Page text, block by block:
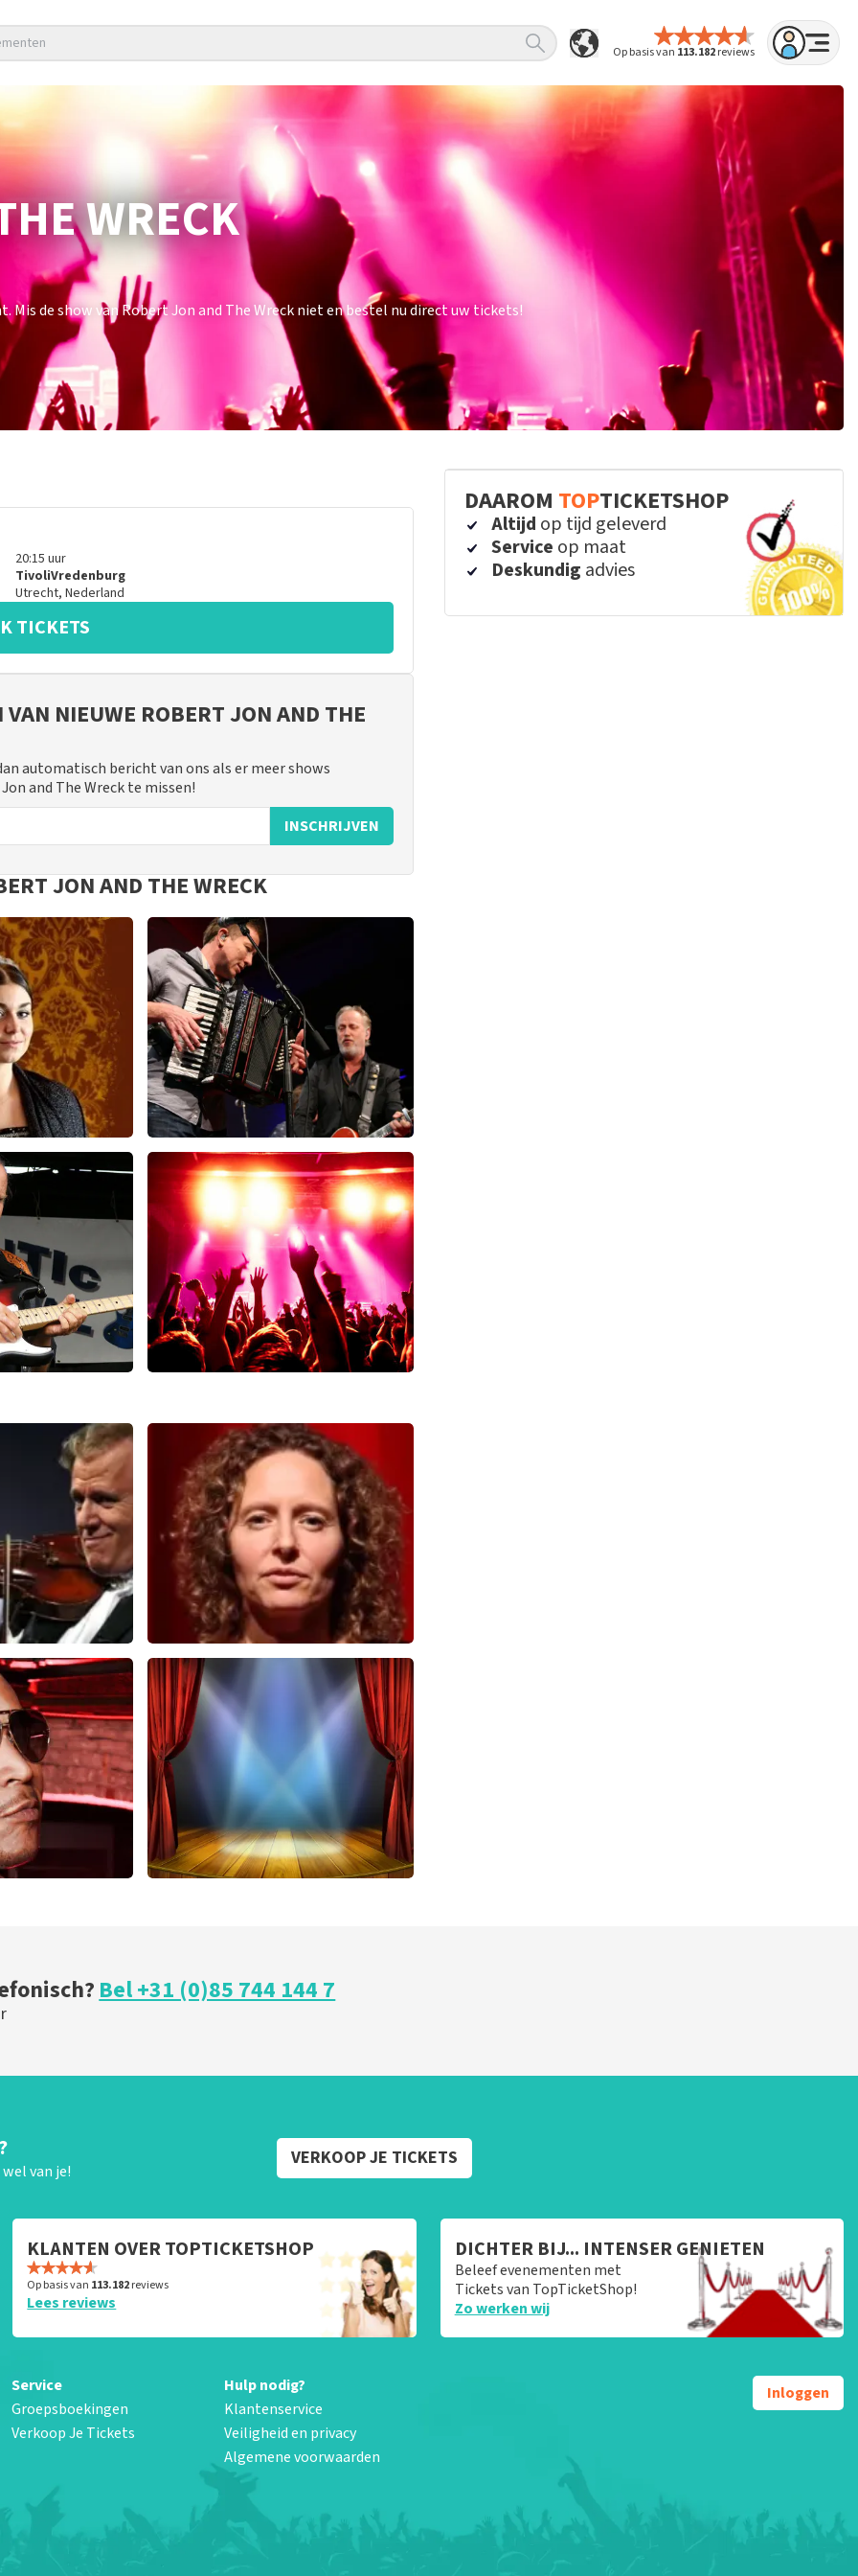
Op basis van 113.182reviews
WRECK
de show van Robert Jon and The Wreck niet en bestel nu direct uw tickets!
20:15 uur
TivoliVredenburg
Utrecht, Nederland
TICKETS
NIEUWE ROBERT JON AND THE
automatisch bericht van ons als er meer shows
and The Wreck te missen!
INSCHRIJVEN
JON AND THE WRECK
reviews
Rowwen Heze
22reviews
BEKIJKEN
reviews 0reviews
BEKIJKEN
Esther van der Voort
281laatste 30 minuten
BESTEL NU
DAAROM TOPTICKETSHOP
Altijd op tijd geleverd
Service op maat
Deskundig advies
Bel +31 (0)85 744 144 7
van je!
VERKOOP JE TICKETS
KLANTEN OVER TOPTICKETSHOP
Op basis van 113.182reviews
Lees reviews
DICHTER BIJ... INTENSER GENIETEN
Beleef evenementen met
Tickets van TopTicketShop!
Zo werken wij
Service
Groepsboekingen
Verkoop Je Tickets
Hulp nodig?
Klantenservice
Veiligheid en privacy
Algemene voorwaarden
Inloggen